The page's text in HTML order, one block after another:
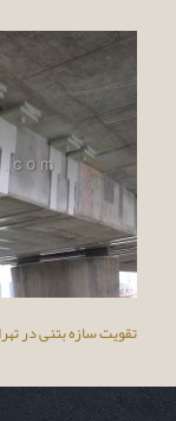
تقویت سازه بتنی در